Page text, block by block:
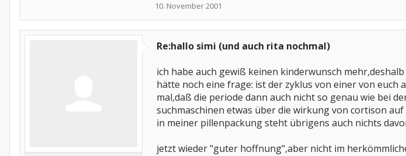
10. November 2001
Re:hallo simi (und auch rita nochmal)
ich habe auch gewiß keinen kinderwunsch
hätte noch eine frage: ist der zyklus von einer von
mal,daß die periode dann auch nicht so genau wie bei
suchmaschinen etwas über die wirkung von cortison
in meiner pillenpackung steht übrigens auch nichts
jetzt wieder "guter hoffnung",aber nicht im